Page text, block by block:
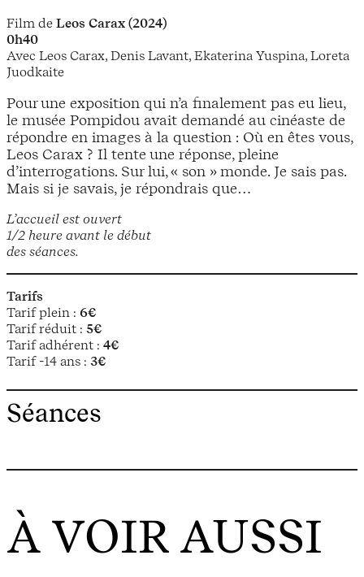
L’accueil est ouvert
1/2 heure avant le début
des séances.
Tarifs
Tarif plein : 6€
Tarif réduit : 5€
Tarif adhérent : 4€
Tarif -14 ans : 3€
Film de Leos Carax (2024)
0h40
Avec Leos Carax, Denis Lavant, Ekaterina Yuspina, Loreta
Juodkaite
Pour une exposition qui n’a finalement pas eu lieu,
le musée Pompidou avait demandé au cinéaste de
répondre en images à la question : Où en êtes vous,
Leos Carax ? Il tente une réponse, pleine
d’interrogations. Sur lui, « son » monde. Je sais pas.
Mais si je savais, je répondrais que…
Séances
À VOIR AUSSI